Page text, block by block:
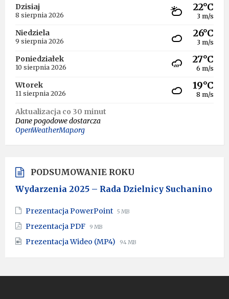
Dzisiaj
8 sierpnia 2026
22°C
3 m/s
Niedziela
9 sierpnia 2026
26°C
3 m/s
Poniedziałek
10 sierpnia 2026
27°C
6 m/s
Wtorek
11 sierpnia 2026
19°C
8 m/s
Aktualizacja co 30 minut
Dane pogodowe dostarcza
OpenWeatherMap.org
PODSUMOWANIE ROKU
Wydarzenia 2025 – Rada Dzielnicy Suchanino
Prezentacja PowerPoint File
File
5 MB
Prezentacja PDF File
pdf
File
9 MB
Prezentacja Wideo (MP4) File
mp4
File
94 MB